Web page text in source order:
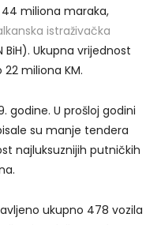
miliona maraka,
istraživačka
BiH). Ukupna vrijednost
miliona KM.
godine. U prošloj godini
su manje tendera
najluksuznijih putničkih
ukupno 478 vozila